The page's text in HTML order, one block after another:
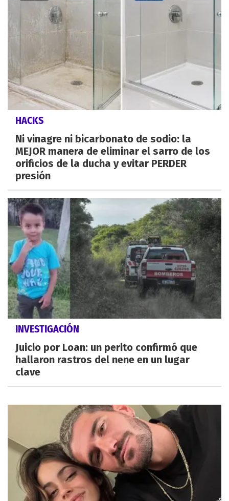
HACKS
Ni vinagre ni bicarbonato de sodio: la
MEJOR manera de eliminar el sarro de los
orificios de la ducha y evitar PERDER
presión
INVESTIGACIÓN
Juicio por Loan: un perito confirmó que
hallaron rastros del nene en un lugar
clave